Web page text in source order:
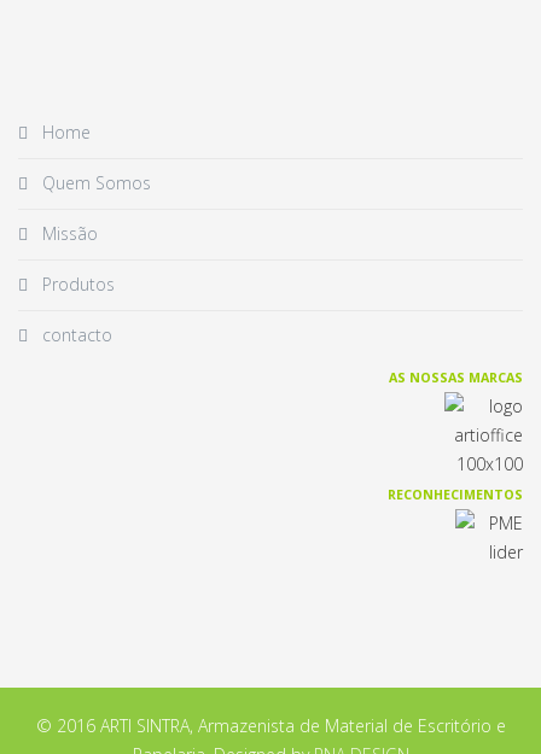
Home
Quem Somos
Missão
Produtos
contacto
AS NOSSAS MARCAS
RECONHECIMENTOS
© 2016 ARTI SINTRA, Armazenista de Material de Escritório e